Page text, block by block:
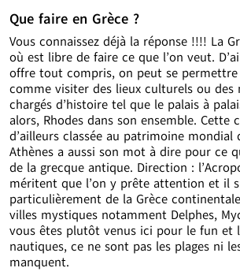
Que faire en Grèce ?
Vous connaissez déjà la réponse !!!! La
où est libre de faire ce que l’on veut.
offre tout compris, on peut se
comme visiter des lieux culturels ou des
chargés d’histoire tel que le palais à
alors, Rhodes dans son ensemble. Cette
d’ailleurs classée au patrimoine mondial
Athènes a aussi son mot à dire pour ce
de la grecque antique. Direction :
méritent que l’on y prête attention et il
particulièrement de la Grèce
villes mystiques notamment Delphes,
vous êtes plutôt venus ici pour le fun et
nautiques, ce ne sont pas les plages ni
manquent.